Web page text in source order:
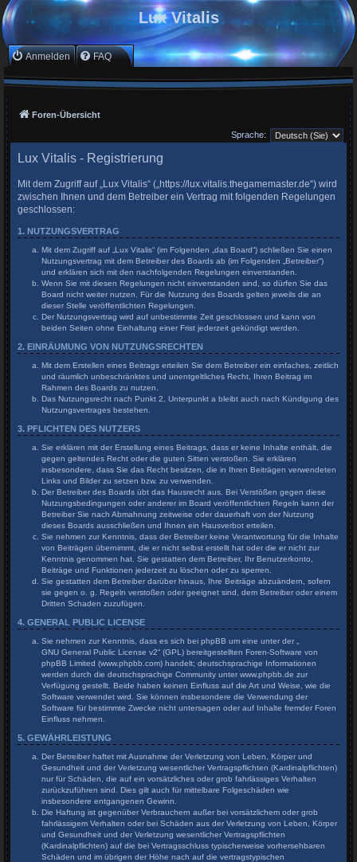
Lux Vitalis
Anmelden FAQ
Foren-Übersicht
Sprache:
Lux Vitalis - Registrierung
Mit dem Zugriff auf „Lux Vitalis“ („https://lux.vitalis.thegamemaster.de“) wird
zwischen Ihnen und dem Betreiber ein Vertrag mit folgenden Regelungen
geschlossen:
1. NUTZUNGSVERTRAG
Mit dem Zugriff auf „Lux Vitalis“ (im Folgenden „das Board“) schließen Sie einen
Nutzungsvertrag mit dem Betreiber des Boards ab (im Folgenden „Betreiber“)
und erklären sich mit den nachfolgenden Regelungen einverstanden.
Wenn Sie mit diesen Regelungen nicht einverstanden sind, so dürfen Sie das
Board nicht weiter nutzen. Für die Nutzung des Boards gelten jeweils die an
dieser Stelle veröffentlichten Regelungen.
Der Nutzungsvertrag wird auf unbestimmte Zeit geschlossen und kann von
beiden Seiten ohne Einhaltung einer Frist jederzeit gekündigt werden.
2. EINRÄUMUNG VON NUTZUNGSRECHTEN
Mit dem Erstellen eines Beitrags erteilen Sie dem Betreiber ein einfaches, zeitlich
und räumlich unbeschränktes und unentgeltliches Recht, Ihren Beitrag im
Rahmen des Boards zu nutzen.
Das Nutzungsrecht nach Punkt 2, Unterpunkt a bleibt auch nach Kündigung des
Nutzungsvertrages bestehen.
3. PFLICHTEN DES NUTZERS
Sie erklären mit der Erstellung eines Beitrags, dass er keine Inhalte enthält, die
gegen geltendes Recht oder die guten Sitten verstoßen. Sie erklären
insbesondere, dass Sie das Recht besitzen, die in Ihren Beiträgen verwendeten
Links und Bilder zu setzen bzw. zu verwenden.
Der Betreiber des Boards übt das Hausrecht aus. Bei Verstößen gegen diese
Nutzungsbedingungen oder anderer im Board veröffentlichten Regeln kann der
Betreiber Sie nach Abmahnung zeitweise oder dauerhaft von der Nutzung
dieses Boards ausschließen und Ihnen ein Hausverbot erteilen.
Sie nehmen zur Kenntnis, dass der Betreiber keine Verantwortung für die Inhalte
von Beiträgen übernimmt, die er nicht selbst erstellt hat oder die er nicht zur
Kenntnis genommen hat. Sie gestatten dem Betreiber, Ihr Benutzerkonto,
Beiträge und Funktionen jederzeit zu löschen oder zu sperren.
Sie gestatten dem Betreiber darüber hinaus, Ihre Beiträge abzuändern, sofern
sie gegen o. g. Regeln verstoßen oder geeignet sind, dem Betreiber oder einem
Dritten Schaden zuzufügen.
4. GENERAL PUBLIC LICENSE
Sie nehmen zur Kenntnis, dass es sich bei phpBB um eine unter der „
GNU General Public License v2“ (GPL) bereitgestellten Foren-Software von
phpBB Limited (www.phpbb.com) handelt; deutschsprachige Informationen
werden durch die deutschsprachige Community unter www.phpbb.de zur
Verfügung gestellt. Beide haben keinen Einfluss auf die Art und Weise, wie die
Software verwendet wird. Sie können insbesondere die Verwendung der
Software für bestimmte Zwecke nicht untersagen oder auf Inhalte fremder Foren
Einfluss nehmen.
5. GEWÄHRLEISTUNG
Der Betreiber haftet mit Ausnahme der Verletzung von Leben, Körper und
Gesundheit und der Verletzung wesentlicher Vertragspflichten (Kardinalpflichten)
nur für Schäden, die auf ein vorsätzliches oder grob fahrlässiges Verhalten
zurückzuführen sind. Dies gilt auch für mittelbare Folgeschäden wie
insbesondere entgangenen Gewinn.
Die Haftung ist gegenüber Verbrauchern außer bei vorsätzlichem oder grob
fahrlässigem Verhalten oder bei Schäden aus der Verletzung von Leben, Körper
und Gesundheit und der Verletzung wesentlicher Vertragspflichten
(Kardinalpflichten) auf die bei Vertragsschluss typischerweise vorhersehbaren
Schäden und im übrigen der Höhe nach auf die vertragstypischen